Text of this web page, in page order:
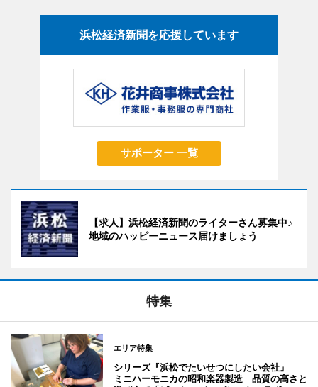
浜松経済新聞を応援しています
サポーター 一覧
【求人】浜松経済新聞のライターさん募集中♪
地域のハッピーニュース届けましょう
特集
エリア特集
シリーズ『浜松でたいせつにしたい会社』
ミニハーモニカの昭和楽器製造 品質の高さと